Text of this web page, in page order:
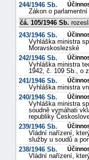
244/1946 Sb.
Zákon o
čá. 105/1946 Sb.
243/1946 Sb.
Vyhláška ministra
Moravskoslezské
242/1946 Sb.
Vyhláška ministra
1942, č. 109 Sb., o
241/1946 Sb.
Vyhláška ministra
240/1946 Sb.
Vyhláška ministra
soudně vymáhati
republiky
239/1946 Sb.
Vládní nařízení,
služby u soudů a
238/1946 Sb.
Vládní nařízení,